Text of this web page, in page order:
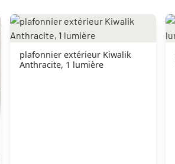
plafonnier extérieur Kiwalik
Anthracite, 1 lumière